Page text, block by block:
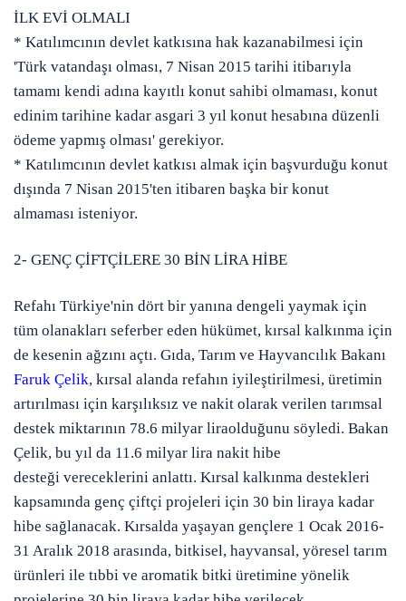
İLK EVİ OLMALI
* Katılımcının devlet katkısına hak kazanabilmesi için
'Türk vatandaşı olması, 7 Nisan 2015 tarihi itibarıyla
tamamı kendi adına kayıtlı konut sahibi olmaması, konut
edinim tarihine kadar asgari 3 yıl konut hesabına düzenli
ödeme yapmış olması' gerekiyor.
* Katılımcının devlet katkısı almak için başvurduğu konut
dışında 7 Nisan 2015'ten itibaren başka bir konut
almaması isteniyor.
2- GENÇ ÇİFTÇİLERE 30 BİN LİRA HİBE
Refahı Türkiye'nin dört bir yanına dengeli yaymak için
tüm olanakları seferber eden hükümet, kırsal kalkınma için
de kesenin ağzını açtı. Gıda, Tarım ve Hayvancılık Bakanı
Faruk Çelik, kırsal alanda refahın iyileştirilmesi, üretimin
artırılması için karşılıksız ve nakit olarak verilen tarımsal
destek miktarının 78.6 milyar liraolduğunu söyledi. Bakan
Çelik, bu yıl da 11.6 milyar lira nakit hibe
desteği vereceklerini anlattı. Kırsal kalkınma destekleri
kapsamında genç çiftçi projeleri için 30 bin liraya kadar
hibe sağlanacak. Kırsalda yaşayan gençlere 1 Ocak 2016-
31 Aralık 2018 arasında, bitkisel, hayvansal, yöresel tarım
ürünleri ile tıbbi ve aromatik bitki üretimine yönelik